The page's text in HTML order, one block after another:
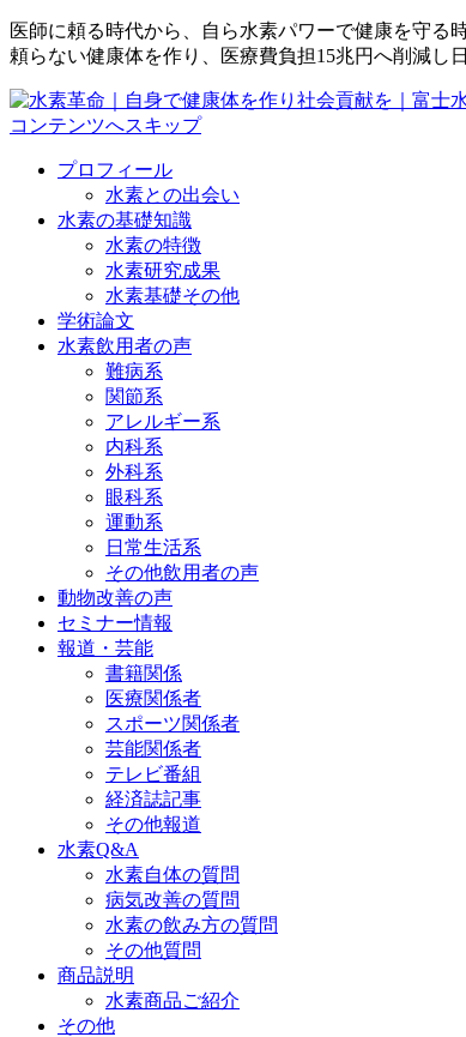
医師に頼る時代から、自ら水素パワーで健康を守る
頼らない健康体を作り、医療費負担15兆円へ削減し
コンテンツへスキップ
プロフィール
水素との出会い
水素の基礎知識
水素の特徴
水素研究成果
水素基礎その他
学術論文
水素飲用者の声
難病系
関節系
アレルギー系
内科系
外科系
眼科系
運動系
日常生活系
その他飲用者の声
動物改善の声
セミナー情報
報道・芸能
書籍関係
医療関係者
スポーツ関係者
芸能関係者
テレビ番組
経済誌記事
その他報道
水素Q&A
水素自体の質問
病気改善の質問
水素の飲み方の質問
その他質問
商品説明
水素商品ご紹介
その他